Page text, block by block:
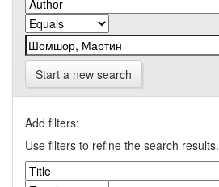
Start a new search
Add filters:
Use filters to refine the search results.